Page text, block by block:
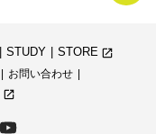
STUDY STORE launch
お問い合わせ
launch